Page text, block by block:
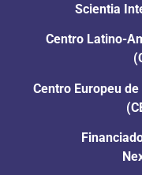
Scientia
Centro Latino-
Centro Europeu